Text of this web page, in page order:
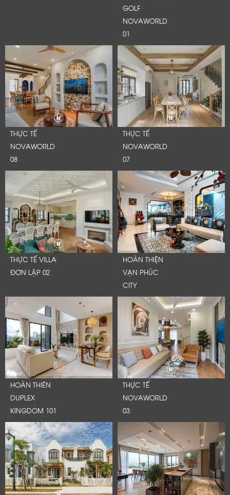
GOLF
NOVAWORLD
01
THỰC TẾ
NOVAWORLD
08
THỰC TẾ
NOVAWORLD
07
THỰC TẾ VILLA
ĐƠN LẬP 02
HOÀN THIỆN
VẠN PHÚC
CITY
HOÀN THIÊN
DUPLEX
KINGDOM 101
THỰC TẾ
NOVAWORLD
03